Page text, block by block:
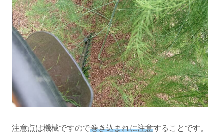
注意点は機械ですので巻き込まれに注意することです。